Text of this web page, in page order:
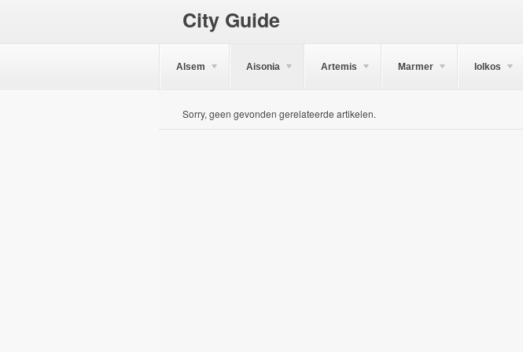
City Guide
Alsem Aisonia Artemis Marmer Iolkos
Sorry, geen gevonden gerelateerde artikelen.